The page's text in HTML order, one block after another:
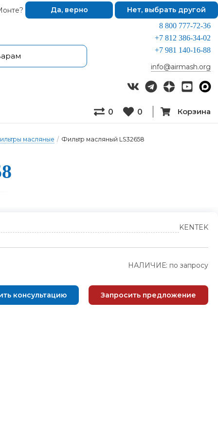
Да, верно Нет, выбрать другой
8 800 777-72-36
+7 812 386-34-02
+7 981 140-16-88
info@airmash.org
0 0 Корзина
масляные / Фильтр масляный LS32658
KENTEK
НАЛИЧИЕ: по запросу
консультацию Запросить предложение